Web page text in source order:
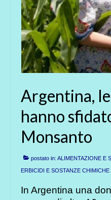
Argentina,
hanno
Monsanto
postato in: ALIMENTAZIONE E
ERBICIDI E SOSTANZE CHIMICHE
In Argentina una